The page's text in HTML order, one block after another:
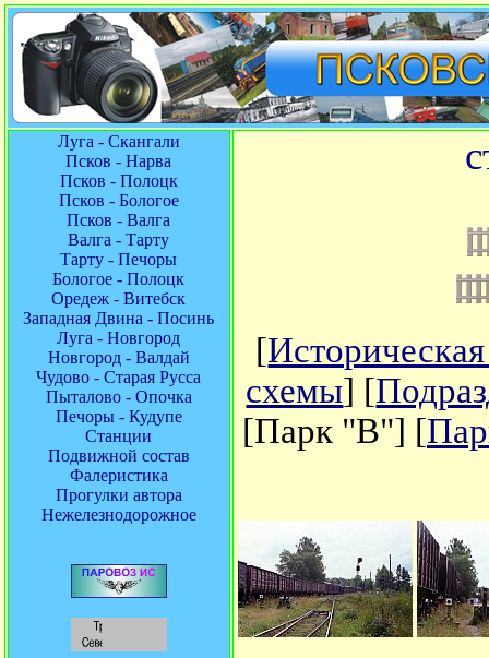
Луга - Скангали
Псков - Нарва
Псков - Полоцк
Псков - Бологое
Псков - Валга
Валга - Тарту
Тарту - Печоры
Бологое - Полоцк
Оредеж - Витебск
Западная Двина - Посинь
Луга - Новгород
Новгород - Валдай
Чудово - Старая Русса
Пыталово - Опочка
Печоры - Кудупе
Станции
Подвижной состав
Фалеристика
Прогулки автора
Нежелезнодорожное
[
схемы] [
[Парк "В"] [